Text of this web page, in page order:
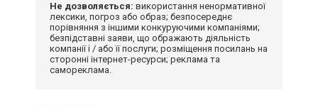
Не дозволяється: використання ненормативної
лексики, погроз або образ; безпосереднє
порівняння з іншими конкуруючими компаніями;
безпідставні заяви, що ображають діяльність
компанії і / або її послуги; розміщення посилань на
сторонні інтернет-ресурси; реклама та
самореклама.